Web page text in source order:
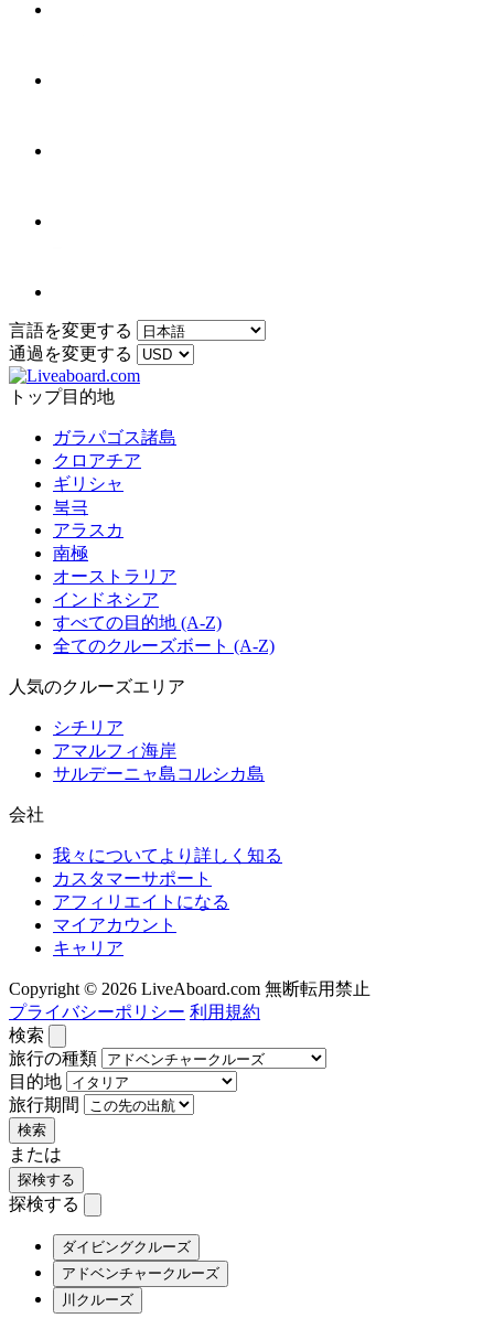
言語を変更する
通過を変更する
トップ目的地
ガラパゴス諸島
クロアチア
ギリシャ
북극
アラスカ
南極
オーストラリア
インドネシア
すべての目的地 (A-Z)
全てのクルーズボート (A-Z)
人気のクルーズエリア
シチリア
アマルフィ海岸
サルデーニャ島コルシカ島
会社
我々についてより詳しく知る
カスタマーサポート
アフィリエイトになる
マイアカウント
キャリア
Copyright © 2026 LiveAboard.com 無断転用禁止
プライバシーポリシー 利用規約
検索
旅行の種類
目的地
旅行期間
検索
または
探検する
探検する
ダイビングクルーズ
アドベンチャークルーズ
川クルーズ